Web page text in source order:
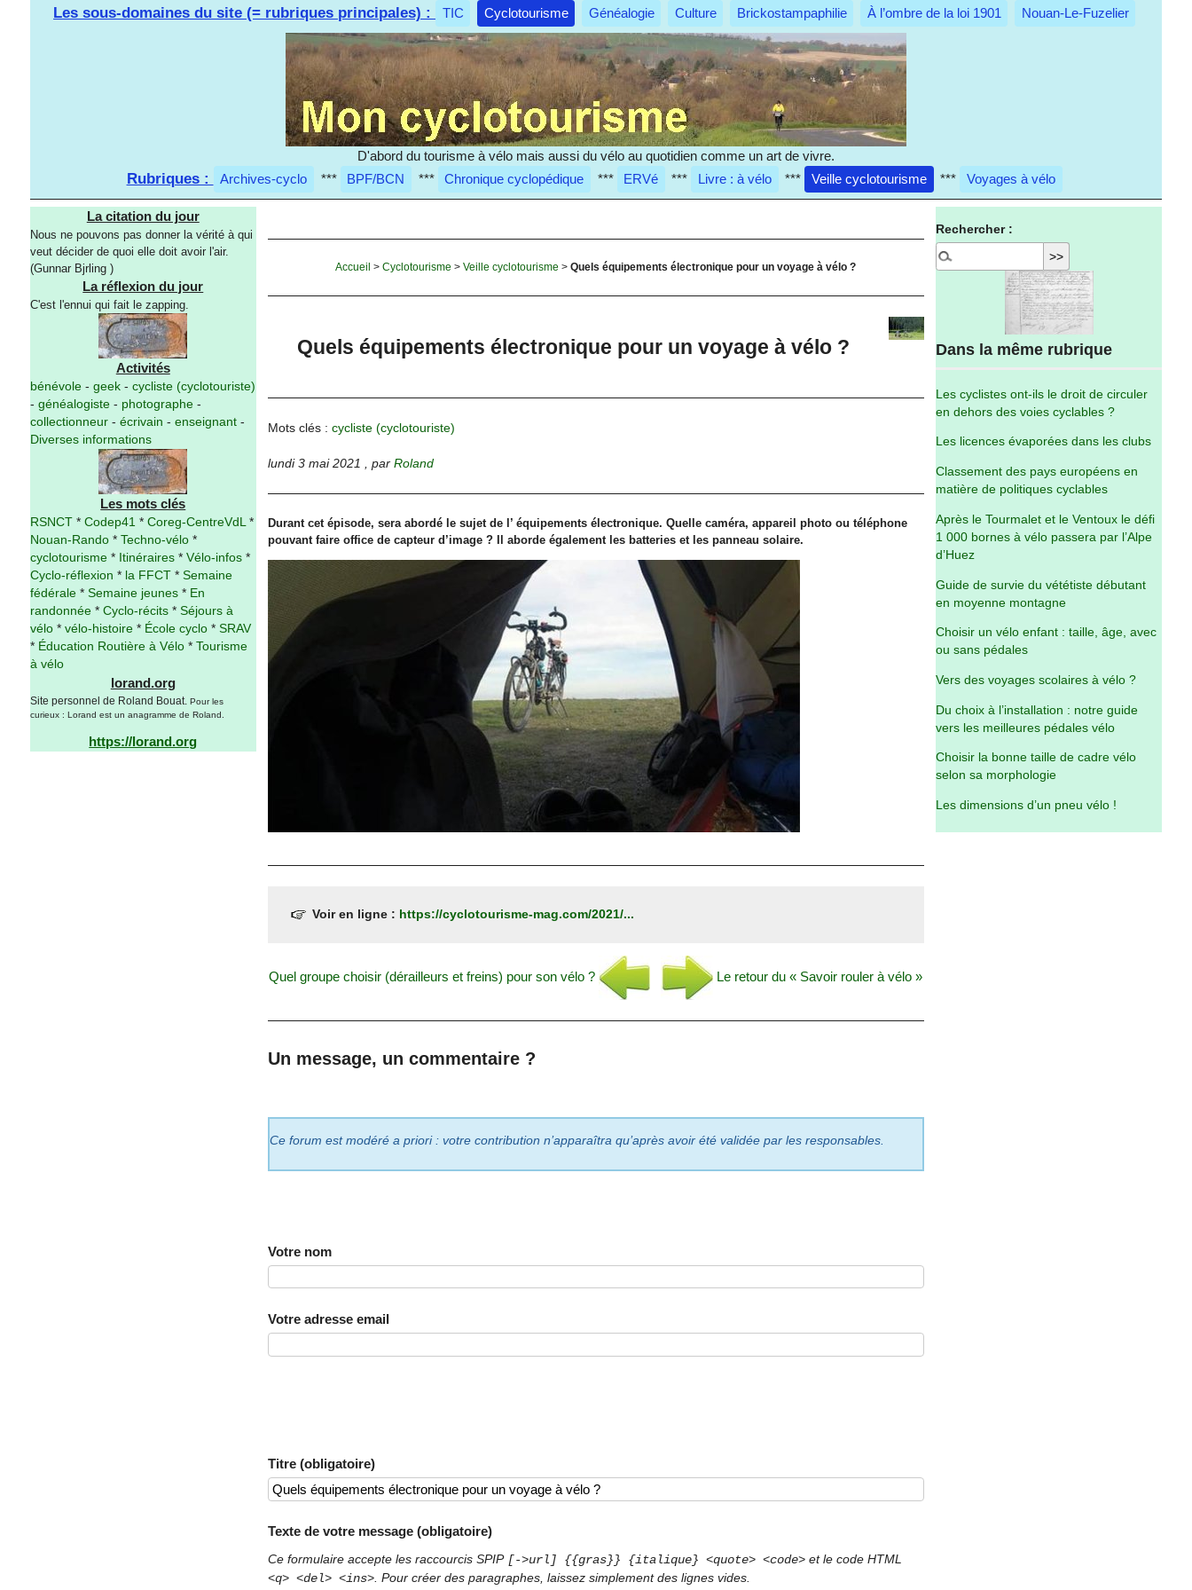
Les sous-domaines du site (= rubriques principales) : TIC Cyclotourisme Généalogie Culture Brickostampaphilie À l’ombre de la loi 1901 Nouan-Le-Fuzelier
D'abord du tourisme à vélo mais aussi du vélo au quotidien comme un art de vivre.
Rubriques : Archives-cyclo *** BPF/BCN *** Chronique cyclopédique *** ERVé *** Livre : à vélo *** Veille cyclotourisme *** Voyages à vélo
La citation du jour
Nous ne pouvons pas donner la vérité à qui
veut décider de quoi elle doit avoir l'air.
(Gunnar Bjrling )
La réflexion du jour
C'est l'ennui qui fait le zapping.
Activités
bénévole- geek- cycliste (cyclotouriste)
- généalogiste- photographe-
collectionneur- écrivain - enseignant-
Diverses informations
Les mots clés
RSNCT* Codep41 * Coreg-CentreVdL
*
Nouan-Rando* Techno-vélo*
cyclotourisme* Itinéraires* Vélo-infos*
Cyclo-réflexion * la FFCT* Semaine
fédérale* Semaine jeunes* En
randonnée* Cyclo-récits* Séjours à
vélo* vélo-histoire* École cyclo* SRAV
* Éducation Routière à Vélo* Tourisme
à vélo
lorand.org
Site personnel de Roland Bouat. Pour les
curieux : Lorand est un anagramme de Roland.
https://lorand.org
Accueil >Cyclotourisme >Veille cyclotourisme >Quels équipements électronique pour un voyage à vélo ?
Quels équipements électronique pour un voyage à vélo ?
Mots clés : cycliste (cyclotouriste)
lundi 3 mai 2021 , par Roland
Durant cet épisode, sera abordé le sujet de l’ équipements électronique. Quelle caméra, appareil photo ou téléphone
pouvant faire office de capteur d’image ? Il aborde également les batteries et les panneau solaire.
Voir en ligne : https://cyclotourisme-mag.com/2021/...
Quel groupe choisir (dérailleurs et freins) pour son vélo ? Le retour du « Savoir rouler à vélo »
Un message, un commentaire ?
Ce forum est modéré a priori : votre contribution n’apparaîtra qu’après avoir été validée par les responsables.
Votre nom
Votre adresse email
Titre (obligatoire)
Texte de votre message (obligatoire)
Ce formulaire accepte les raccourcis SPIP [->url] {{gras}} {italique} <quote> <code>et le code HTML
<q> <del> <ins>. Pour créer des paragraphes, laissez simplement des lignes vides.
Rechercher :
Dans la même rubrique
Les cyclistes ont-ils le droit de circuler
en dehors des voies cyclables ?
Les licences évaporées dans les clubs
Classement des pays européens en
matière de politiques cyclables
Après le Tourmalet et le Ventoux le défi
1 000 bornes à vélo passera par l’Alpe
d’Huez
Guide de survie du vététiste débutant
en moyenne montagne
Choisir un vélo enfant : taille, âge, avec
ou sans pédales
Vers des voyages scolaires à vélo ?
Du choix à l’installation : notre guide
vers les meilleures pédales vélo
Choisir la bonne taille de cadre vélo
selon sa morphologie
Les dimensions d’un pneu vélo !